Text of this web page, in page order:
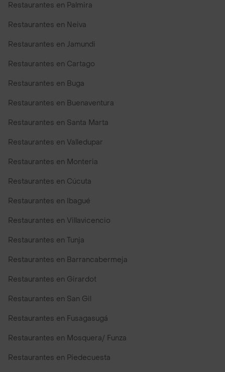
Restaurantes en Palmira
Restaurantes en Neiva
Restaurantes en Jamundi
Restaurantes en Cartago
Restaurantes en Buga
Restaurantes en Buenaventura
Restaurantes en Santa Marta
Restaurantes en Valledupar
Restaurantes en Monteria
Restaurantes en Cúcuta
Restaurantes en Ibagué
Restaurantes en Villavicencio
Restaurantes en Tunja
Restaurantes en Barrancabermeja
Restaurantes en Girardot
Restaurantes en San Gil
Restaurantes en Fusagasugá
Restaurantes en Mosquera/ Funza
Restaurantes en Piedecuesta